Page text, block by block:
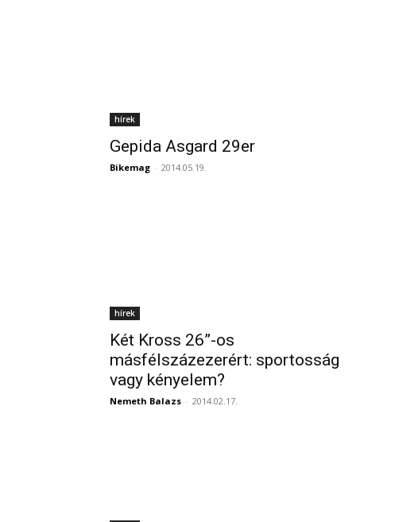
hírek
Gepida Asgard 29er
Bikemag - 2014.05.19.
hírek
Két Kross 26”-os
másfélszázezerért: sportosság
vagy kényelem?
Nemeth Balazs - 2014.02.17.